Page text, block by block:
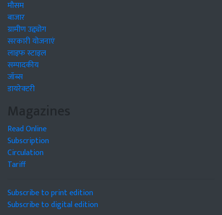
मौसम
बाजार
ग्रामीण उद्द्योग
सरकारी योजनाएं
लाइफ स्टाइल
सम्पादकीय
जॉब्स
डायरेक्टरी
Magazines
Read Online
Subscription
Circulation
Tariff
Subscribe to print edition
Subscribe to digital edition